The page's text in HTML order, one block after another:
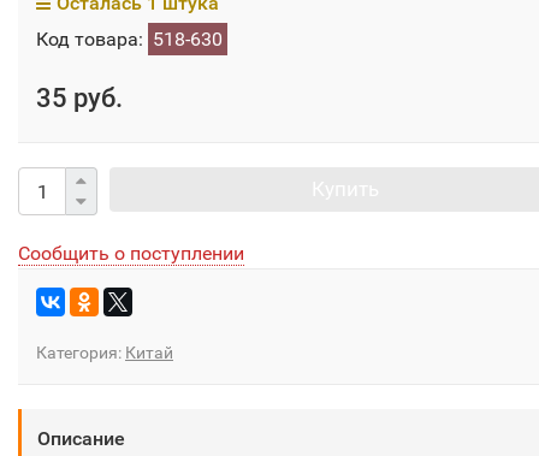
Код товара: 518-630
35 руб.
Сообщить о поступлении
Категория: Китай
Описание